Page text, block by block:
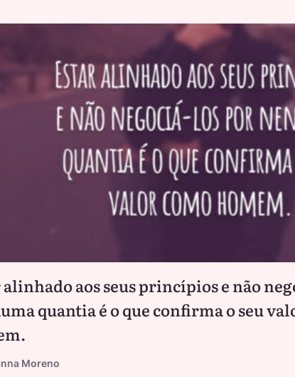
alinhado aos seus princípios e não
quantia é o que confirma o seu
Moreno